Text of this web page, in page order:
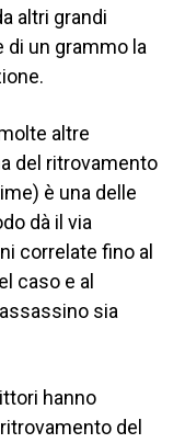
altri grandi
un grammo la
altre
del ritrovamento
è una delle
dà il via
correlate fino al
caso e al
sia
hanno
del